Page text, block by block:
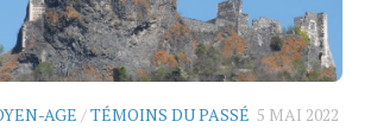
AGE /TÉMOINS DU PASSÉ 5 MAI 2022